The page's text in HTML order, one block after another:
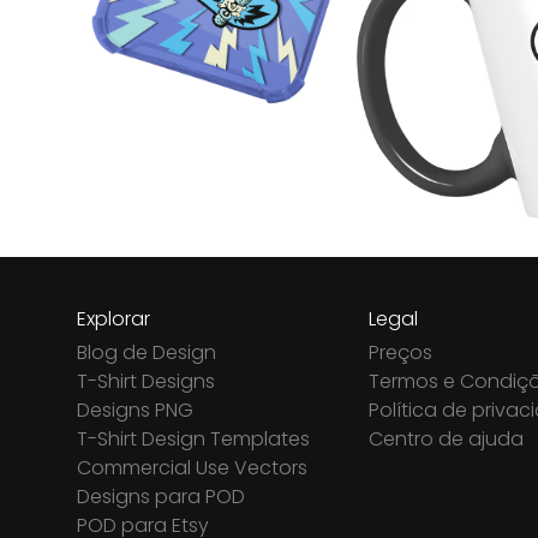
Explorar
Blog de Design
T-Shirt Designs
Designs PNG
T-Shirt Design Templates
Commercial Use Vectors
Designs para POD
POD para Etsy
Legal
Preços
Termos e
Política de
Centro de ajuda